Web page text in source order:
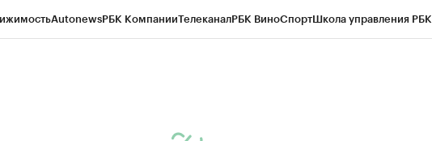
AutonewsРБК КомпанииТелеканалРБК ВиноСпортШкола управления РБК